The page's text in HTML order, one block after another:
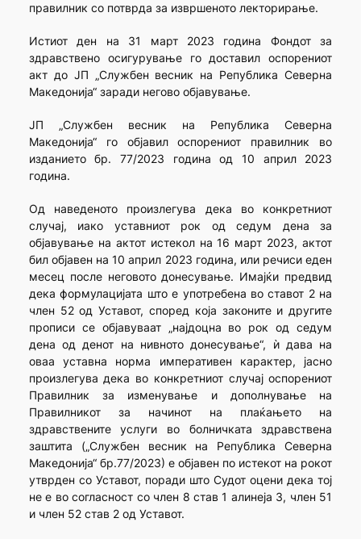
правилник со потврда за извршеното лекторирање.
Истиот ден на 31 март 2023 година Фондот за
здравствено осигурување го доставил оспорениот
акт до ЈП „Службен весник на Република Северна
Македонија“ заради негово објавување.
ЈП „Службен весник на Република Северна
Македонија“ го објавил оспорениот правилник во
изданието бр. 77/2023 година од 10 април 2023
година.
Oд наведеното произлегува дека во конкретниот
случај, иако уставниот рок од седум дена за
објавување на актот истекол на 16 март 2023, актот
бил објавен на 10 април 2023 година, или речиси еден
месец после неговото донесување. Имајќи предвид
дека формулацијата што е употребена во ставот 2 на
член 52 од Уставот, според која законите и другите
прописи се објавуваат „најдоцна во рок од седум
дена од денот на нивното донесување“, ѝ дава на
оваа уставна норма императивен карактер, јасно
произлегува дека во конкретниот случај оспорениот
Правилник за изменување и дополнување на
Правилникот за начинот на плаќањето на
здравствените услуги во болничката здравствена
заштита („Службен весник на Република Северна
Македонија“ бр.77/2023) е објавен по истекот на рокот
утврден со Уставот, поради што Судот оцени дека тој
не е во согласност со член 8 став 1 алинеја 3, член 51
и член 52 став 2 од Уставот.